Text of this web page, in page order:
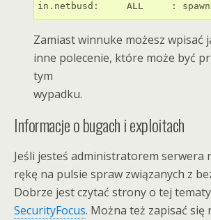
Zamiast winnuke możesz wpisać
inne polecenie, które może być
tym
wypadku.
Informacje o bugach i exploitach
Jeśli jesteś administratorem serwera
rękę na pulsie spraw związanych z
Dobrze jest czytać strony o tej
SecurityFocus. Można też zapisać się